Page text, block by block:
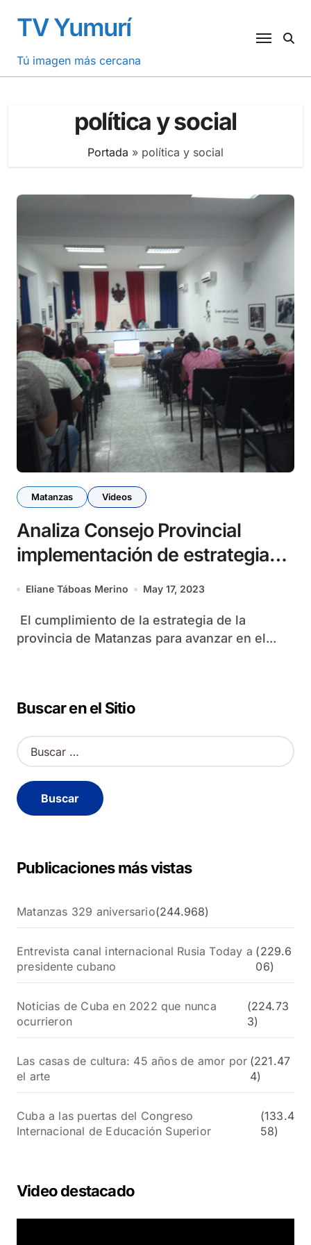
contenido
TV Yumurí
Tú imagen más cercana
política y social
Portada » política y social
Matanzas Videos
Analiza Consejo Provincial
implementación de estrategia
económica y social en Matanzas
Eliane Táboas Merino May 17, 2023
provincia de Matanzas para avanzar en el...
Buscar en el Sitio
B
u
c
a
Publicaciones más vistas
Matanzas 329 aniversario(244.968)
Entrevista canal internacional Rusia Today a
presidente cubano
(229.6
06)
Noticias de Cuba en 2022 que nunca
ocurrieron
(224.73
3)
Las casas de cultura: 45 años de amor por
el arte
(221.47
4)
Cuba a las puertas del Congreso
Internacional de Educación Superior
(133.4
58)
Video destacado